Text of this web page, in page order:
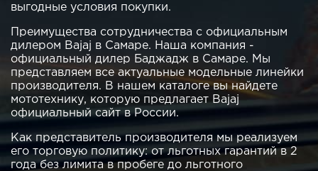
выгодные условия покупки.
Преимущества сотрудничества с официальным
дилером Bajaj в Самаре. Наша компания -
официальный дилер Баджадж в Самаре. Мы
представляем все актуальные модельные линейки
производителя. В нашем каталоге вы найдете
мототехнику, которую предлагает Bajaj
официальный сайт в России.
Как представитель производителя мы реализуем
его торговую политику: от льготных гарантий в 2
года без лимита в пробеге до льготного